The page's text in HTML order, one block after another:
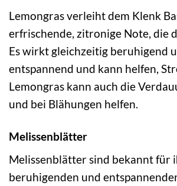
Lemongras verleiht dem Klenk
erfrischende, zitronige Note, die
Es wirkt gleichzeitig beruhigend
entspannend und kann helfen,
Lemongras kann auch die
und bei Blähungen helfen.
Melissenblätter
Melissenblätter sind bekannt für
beruhigenden und